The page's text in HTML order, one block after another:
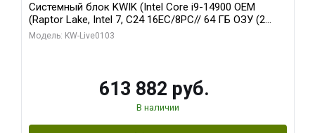
Системный блок KWIK (Intel Core i9-14900 OEM
(Raptor Lake, Intel 7, C24 16EC/8PC// 64 ГБ ОЗУ (2
модуля)/ Afox RTX4090 24GB GDDR6X 384-Bit 3xDP
Модель: KW-Live0103
613 882 руб.
В наличии